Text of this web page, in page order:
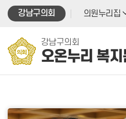
본문바로가기
강남구의회
의원누리집
강남구의회
오온누리 복